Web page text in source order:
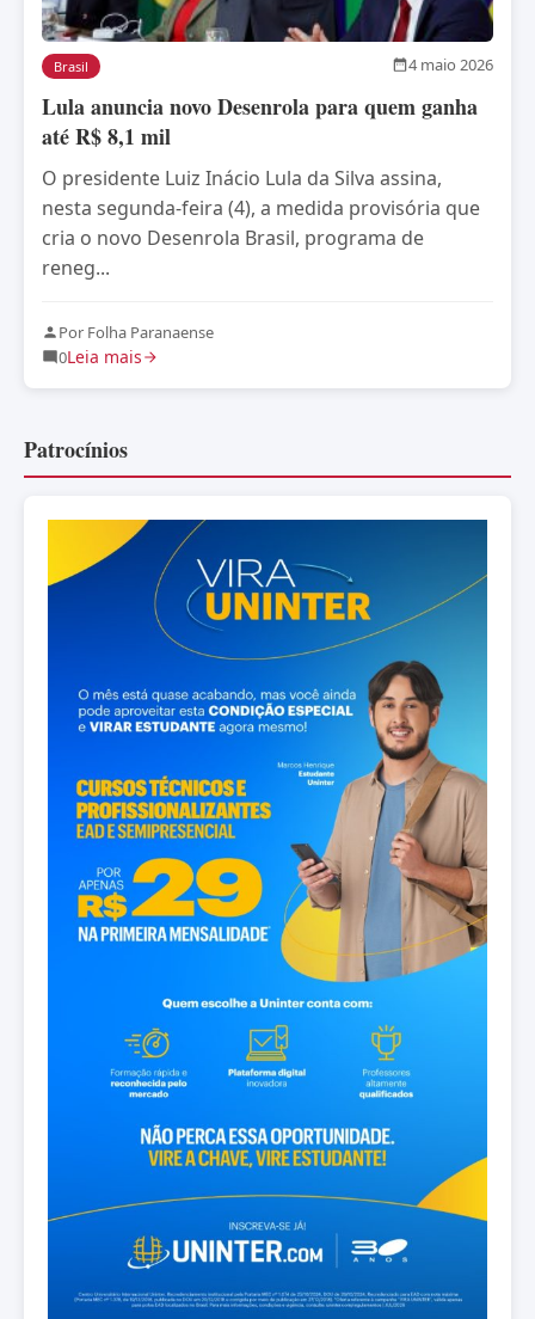
Brasil 4 maio 2026
Lula anuncia novo Desenrola para quem ganha
até R$ 8,1 mil
O presidente Luiz Inácio Lula da Silva assina,
nesta segunda-feira (4), a medida provisória que
cria o novo Desenrola Brasil, programa de
reneg...
Por Folha Paranaense
0Leia mais
Patrocínios